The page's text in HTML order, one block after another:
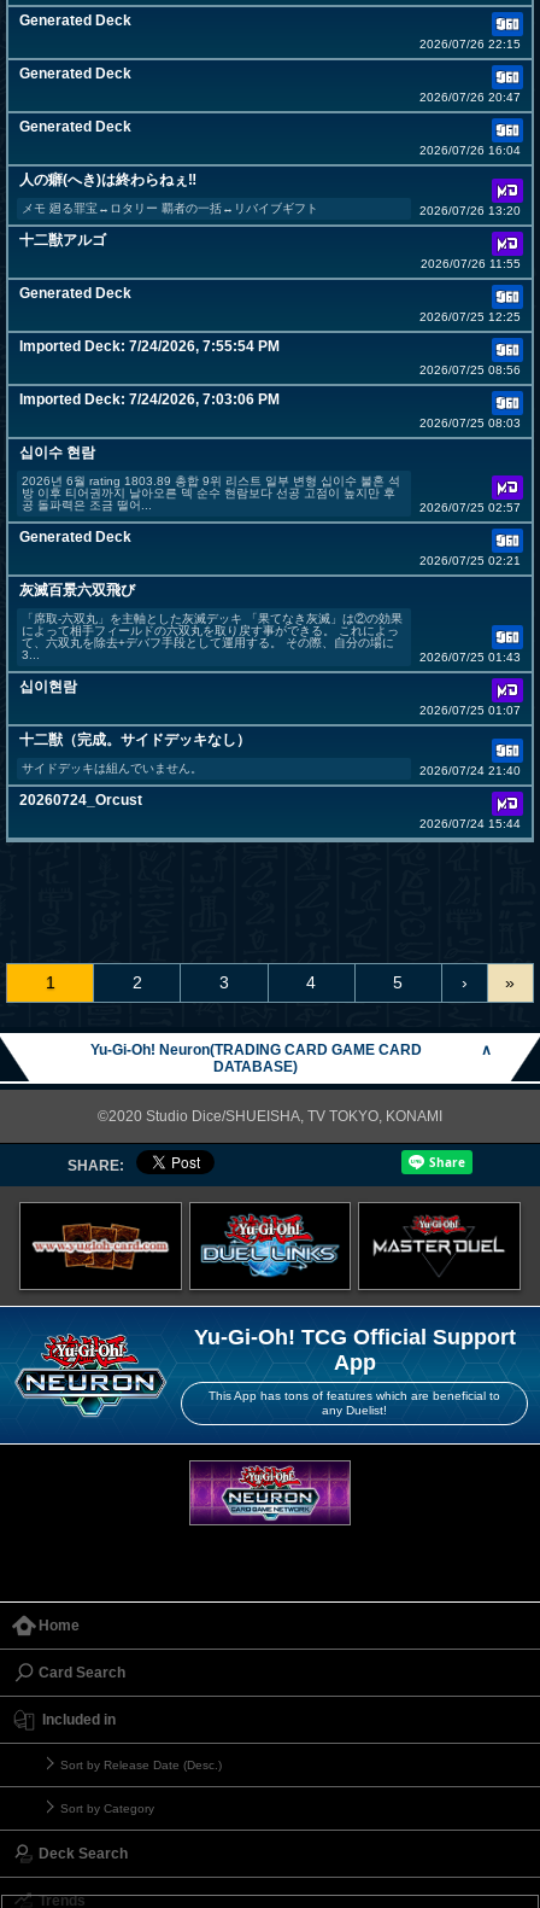
Generated Deck
2026/07/26 22:15
Generated Deck
2026/07/26 20:47
Generated Deck
2026/07/26 16:04
人の癖(へき)は終わらねぇ‼︎
メモ 廻る罪宝↔︎ロタリー 覇者の一括↔︎リバイブギフト 2026/07/26 13:20
十二獣アルゴ
2026/07/26 11:55
Generated Deck
2026/07/25 12:25
Imported Deck: 7/24/2026, 7:55:54 PM
2026/07/25 08:56
Imported Deck: 7/24/2026, 7:03:06 PM
2026/07/25 08:03
십이수 현람
2026년 6월 rating 1803.89 총합 9위 리스트 일부 변형 십이수 불혼 석
방 이후 티어권까지 날아오른 덱 순수 현람보다 선공 고점이 높지만 후
공 돌파력은 조금 떨어...
2026/07/25 02:57
Generated Deck
2026/07/25 02:21
灰滅百景六双飛び
「席取-六双丸」を主軸とした灰滅デッキ 「果てなき灰滅」は②の効果
によって相手フィールドの六双丸を取り戻す事ができる。 これによっ
て、六双丸を除去+デバフ手段として運用する。 その際、自分の場に
3...
2026/07/25 01:43
십이현람
2026/07/25 01:07
十二獣（完成。サイドデッキなし）
サイドデッキは組んでいません。 2026/07/24 21:40
20260724_Orcust
2026/07/24 15:44
1 2 3 4 5 › »
Yu-Gi-Oh! Neuron(TRADING CARD GAME CARD
DATABASE)
∧
©2020 Studio Dice/SHUEISHA, TV TOKYO, KONAMI
SHARE:
Yu-Gi-Oh! TCG Official Support
App
This App has tons of features which are beneficial to
any Duelist!
Home
Card Search
Included in
Sort by Release Date (Desc.)
Sort by Category
Deck Search
Trends